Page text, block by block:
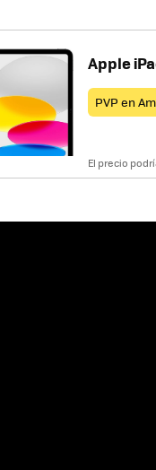
Apple
PVP en
El precio